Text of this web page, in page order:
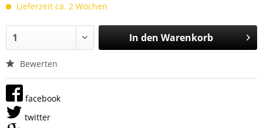
Lieferzeit ca. 2 Wochen
In den Warenkorb
Bewerten
facebook
twitter